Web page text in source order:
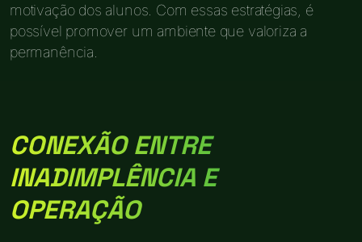
motivação dos alunos. Com essas estratégias, é
possível promover um ambiente que valoriza a
permanência.
CONEXÃO ENTRE
INADIMPLÊNCIA E
OPERAÇÃO